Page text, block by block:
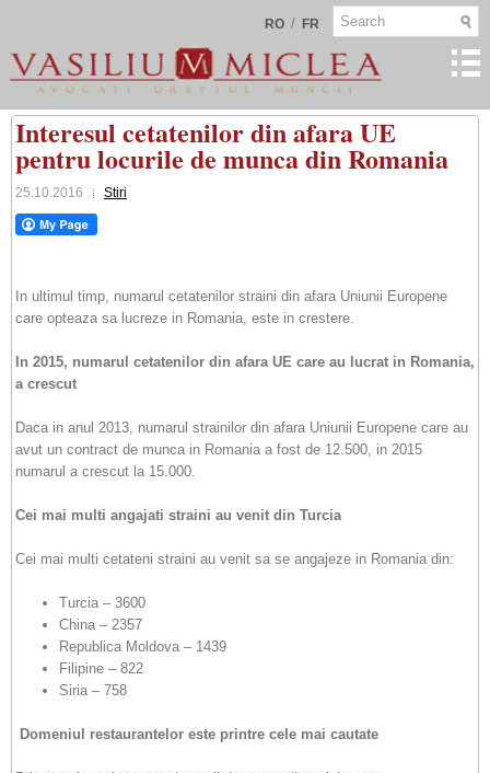
RO / FR
Interesul cetatenilor din afara UE
pentru locurile de munca din Romania
25.10.2016 Stiri
In ultimul timp, numarul cetatenilor straini din afara Uniunii Europene
care opteaza sa lucreze in Romania, este in crestere.
In 2015, numarul cetatenilor din afara UE care au lucrat in Romania,
a crescut
Daca in anul 2013, numarul strainilor din afara Uniunii Europene care au
avut un contract de munca in Romania a fost de 12.500, in 2015
numarul a crescut la 15.000.
Cei mai multi angajati straini au venit din Turcia
Cei mai multi cetateni straini au venit sa se angajeze in Romania din:
Turcia – 3600
China – 2357
Republica Moldova – 1439
Filipine – 822
Siria – 758
Domeniul restaurantelor este printre cele mai cautate